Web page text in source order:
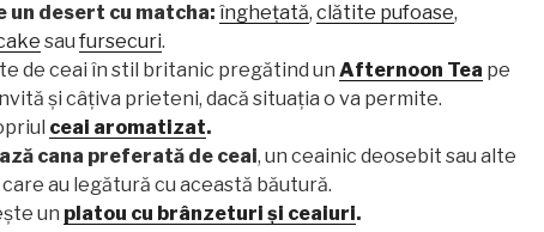
un desert cu matcha: înghețată, clătite pufoase,
sau fursecuri.
de ceai în stil britanic pregătind un Afternoon Tea pe
și câțiva prieteni, dacă situația o va permite.
ceai aromatizat.
cana preferată de ceai, un ceainic deosebit sau alte
au legătură cu această băutură.
un platou cu brânzeturi și ceaiuri.